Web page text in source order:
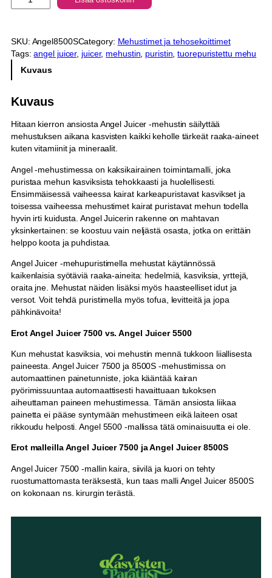
n
l
J
i
e
8
5
0
0
m
ä
ä
ä
SKU: Angel8500SCategory: Mehustimet ja tehosekoittimet
Tags:angel juicer, juicer, mehustin puristin , tuorepuristettu mehu
Kuvaus
Kuvaus
Hitaan kierron ansiosta Angel Juicer -mehustin säilyttää
mehustuksen aikana kasvisten kaikki keholle tärkeät raaka-aineet
kuten vitamiinit ja mineraalit.
Angel -mehustimessa on kaksikairainen toimintamalli, joka
puristaa mehun kasviksista tehokkaasti ja huolellisesti.
Ensimmäisessä vaiheessa kairat karkeapuristavat kasvikset ja
toisessa vaiheessa mehustimet kairat puristavat mehun todella
hyvin irti kuidusta. Angel Juicerin rakenne on mahtavan
yksinkertainen: se koostuu vain neljästä osasta, jotka on erittäin
helppo koota ja puhdistaa.
Angel Juicer -mehupuristimella mehustat käytännössä
kaikenlaisia syötäviä raaka-aineita: hedelmiä, kasviksia, yrttejä,
oraita jne. Mehustat näiden lisäksi myös haasteelliset idut ja
versot. Voit tehdä puristimella myös tofua, levitteitä ja jopa
pähkinävoita!
Erot Angel Juicer 7500 vs. Angel Juicer 5500
Kun mehustat kasviksia, voi mehustin mennä tukkoon liiallisesta
paineesta. Angel Juicer 7500 ja 8500S -mehustimissa on
automaattinen painetunniste, joka kääntää kairan
pyörimissuuntaa automaattisesti havaittuaan tukoksen
aiheuttaman paineen mehustimessa. Tämän ansiosta liikaa
painetta ei pääse syntymään mehustimeen eikä laiteen osat
rikkoudu helposti. Angel 5500 -mallissa tätä ominaisuutta ei ole.
Erot malleilla Angel Juicer 7500 ja Angel Juicer 8500S
Angel Juicer 7500 -mallin kaira, siivilä ja kuori on tehty
ruostumattomasta teräksestä, kun taas malli Angel Juicer 8500S
on kokonaan ns. kirurgin terästä.